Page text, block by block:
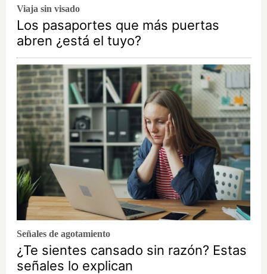
Viaja sin visado
Los pasaportes que más puertas
abren ¿está el tuyo?
Señales de agotamiento
¿Te sientes cansado sin razón? Estas
señales lo explican